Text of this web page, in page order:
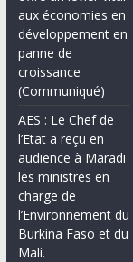
aux économies en
développement en
panne de
croissance
(Communiqué)
AES : Le Chef de
l’Etat a reçu en
audience à Maradi
les ministres en
charge de
l’Environnement du
Burkina Faso et du
Mali.